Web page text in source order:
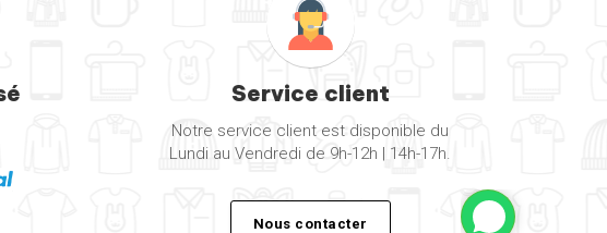
Service client
Notre service client est disponible du
Lundi au Vendredi de 9h-12h | 14h-17h.
Nous contacter